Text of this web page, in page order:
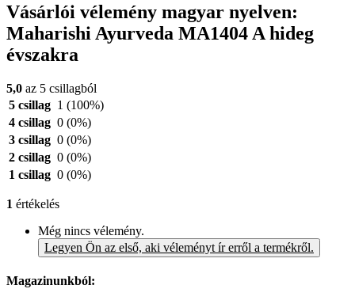
Vásárlói vélemény magyar nyelven:
Maharishi Ayurveda MA1404 A hideg
évszakra
5,0 az 5 csillagból
5 csillag 1 (100%)
4 csillag 0 (0%)
3 csillag 0 (0%)
2 csillag 0 (0%)
1 csillag 0 (0%)
1 értékelés
Még nincs vélemény.
Legyen Ön az első, aki véleményt ír erről a termékről.
Magazinunkból: